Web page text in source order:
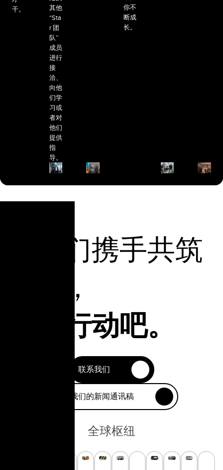
干。
其他
“Sta
r 团
队”
成员
进行
接
洽、
向他
们学
习或
者对
他们
提供
指
导。
你不
断成
长。
让我们携手共筑
未来，
立即行动吧。
联系我们
订阅我们的新闻通讯稿
全球枢纽